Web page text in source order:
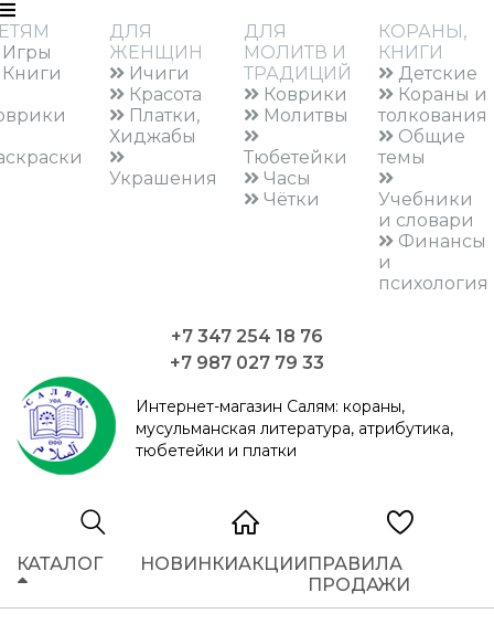
ДЛЯ
ЖЕНЩИН
Ичиги
Красота
Платки,
Хиджабы
Украшения
ДЛЯ
МОЛИТВ И
ТРАДИЦИЙ
Коврики
Молитвы
Тюбетейки
Часы
Чётки
КОРАНЫ,
КНИГИ
Детские
Кораны и
толкования
Общие
темы
Учебники
и словари
Финансы
и
психология
+7 347 254 18 76
+7 987 027 79 33
Интернет-магазин Салям: кораны,
мусульманская литература, атрибутика,
тюбетейки и платки
КАТАЛОГ НОВИНКИАКЦИИПРАВИЛА
ПРОДАЖИ